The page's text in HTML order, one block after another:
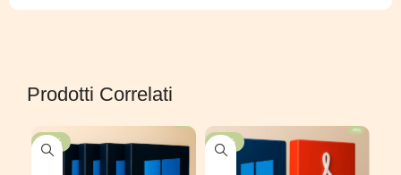
Prodotti Correlati
-48% -50%